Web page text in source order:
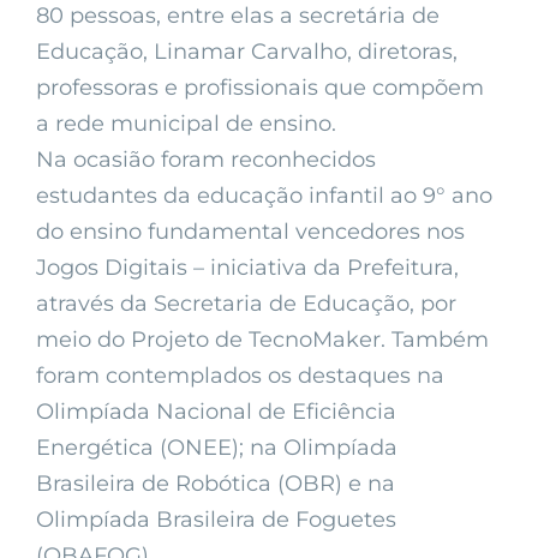
80 pessoas, entre elas a secretária de
Educação, Linamar Carvalho, diretoras,
professoras e profissionais que compõem
a rede municipal de ensino.
Na ocasião foram reconhecidos
estudantes da educação infantil ao 9° ano
do ensino fundamental vencedores nos
Jogos Digitais – iniciativa da Prefeitura,
através da Secretaria de Educação, por
meio do Projeto de TecnoMaker. Também
foram contemplados os destaques na
Olimpíada Nacional de Eficiência
Energética (ONEE); na Olimpíada
Brasileira de Robótica (OBR) e na
Olimpíada Brasileira de Foguetes